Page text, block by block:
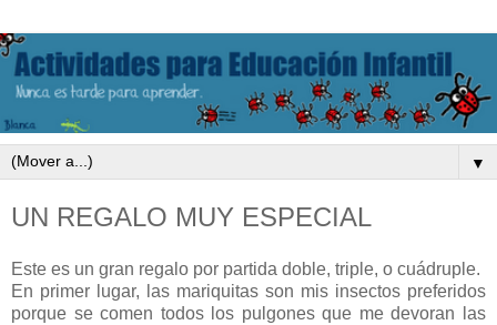
▼
UN REGALO MUY ESPECIAL
Este es un gran regalo por partida doble, triple, o cuádruple.
En primer lugar, las mariquitas son mis insectos preferidos
porque se comen todos los pulgones que me devoran las